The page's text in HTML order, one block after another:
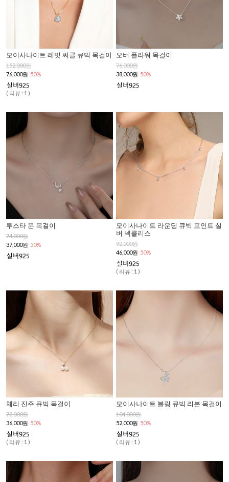
모이사나이트 레빗 써클 큐빅 목걸이
152,000원
76,000원 50%
( 리뷰 : 1 )
오버 플라워 목걸이
76,000원
38,000원 50%
투스타 문 목걸이
74,000원
37,000원 50%
모이사나이트 라운딩 큐빅 포인트 실
버 넥클리스
92,000원
46,000원 50%
( 리뷰 : 1 )
체리 진주 큐빅 목걸이
72,000원
36,000원 50%
( 리뷰 : 1 )
모이사나이트 블링 큐빅 리본 목걸이
104,000원
52,000원 50%
( 리뷰 : 1 )